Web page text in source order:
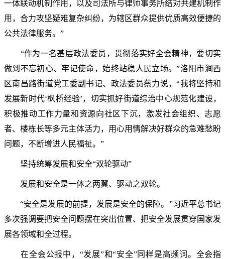
一体联动机制作用，以及司法所与律师事务所结对共建机制作
用，合力攻坚疑难复杂纠纷，为辖区群众提供优质高效便捷的
公共法律服务。”
“作为一名基层政法委员，贯彻落实好全会精神，要切实
做到不忘初心、牢记使命，始终站稳人民立场。”洛阳市涧西
区南昌路街道党工委副书记、政法委员蔡力说，“我将坚持和
发展新时代‘枫桥经验’，切实抓好街道综治中心规范化建设，
积极推动工作力量和资源向社区下沉，激发社会组织、志愿
者、楼栋长等多元主体活力，用心用情解决好群众的急难愁盼
问题，不断增进人民福祉。”
坚持统筹发展和安全“双轮驱动”
发展和安全是一体之两翼、驱动之双轮。
“安全是发展的前提，发展是安全的保障。”习近平总书记
多次强调要把安全问题摆在突出位置、把安全发展贯穿国家发
展各领域和全过程。
在全会公报中，“发展”和“安全”同样是高频词。全会指